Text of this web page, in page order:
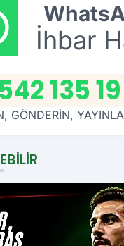
İhbar
135 19
GÖNDERİN,